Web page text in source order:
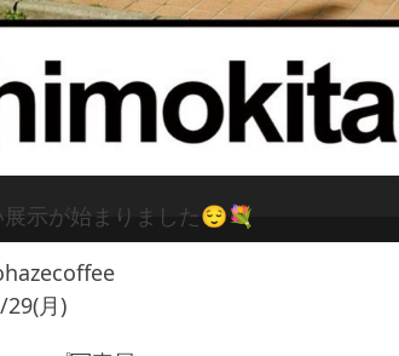
示が始まりました😌💐
月)